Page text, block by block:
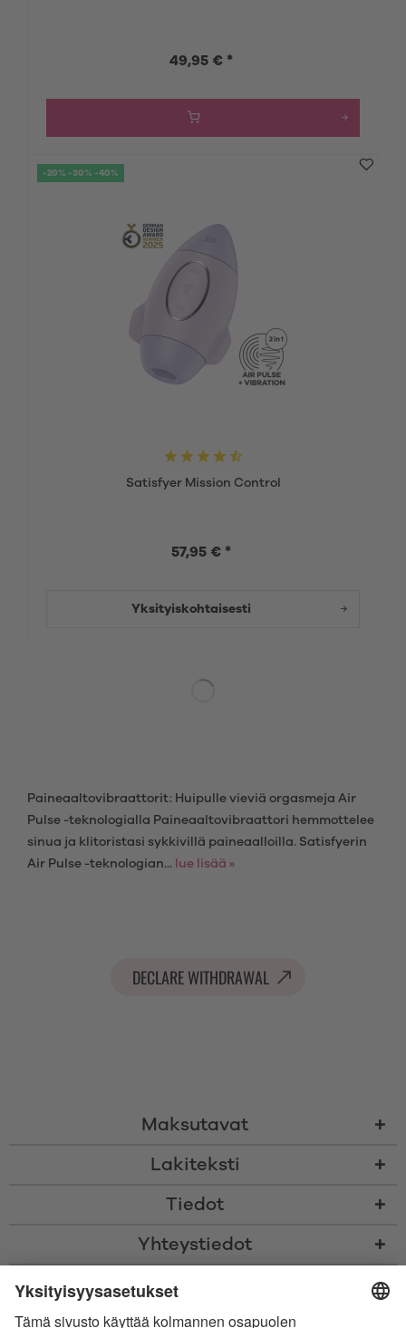
49,95 € *
-20% -30% -40%
Satisfyer Mission Control
57,95 € *
Yksityiskohtaisesti
Paineaaltovibraattorit: Huipulle vieviä orgasmeja Air
Pulse -teknologialla Paineaaltovibraattori hemmottelee
sinua ja klitoristasi sykkivillä paineaalloilla. Satisfyerin
Air Pulse -teknologian...
lue lisää »
DECLARE WITHDRAWAL
Maksutavat
Lakiteksti
Tiedot
Yhteystiedot
sekä
tarvittaessa postiennakkomaksut, ellei toisin ole ilmoitettu
* Bluetooth®-sanamerkki ja logot ovat Bluetooth SIG, Inc.:in omistamia